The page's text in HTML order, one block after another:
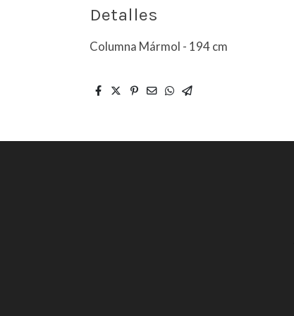
Detalles
Columna Mármol - 194 cm